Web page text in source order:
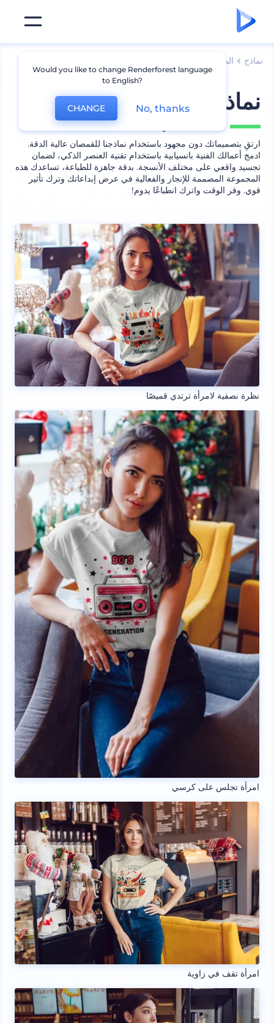
نماذج الملابس
نماذج مجموعة القمصان
ارتقِ بتصميماتك دون مجهود باستخدام نماذجنا للقمصان عالية الدقة.
ادمج أعمالك الفنية بانسيابية باستخدام تقنية العنصر الذكي، لضمان
تجسيد واقعي على مختلف الأنسجة. بدقة جاهزة للطباعة، تساعدك هذه
المجموعة المصممة للإنجاز والفعالية في عرض إبداعاتك وترك تأثير
قوي. وفر الوقت واترك انطباعًا يدوم!
نظرة نصفية لامرأة ترتدي قميصًا
امرأة تجلس على كرسي
امرأة تقف في زاوية
Would you like to change Renderforest language
to English?
CHANGE No, thanks